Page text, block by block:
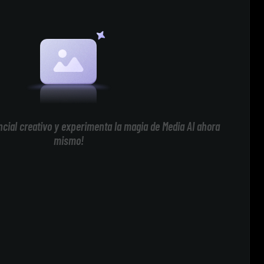
creativo y experimenta la magia de Media AI ahora
mismo!